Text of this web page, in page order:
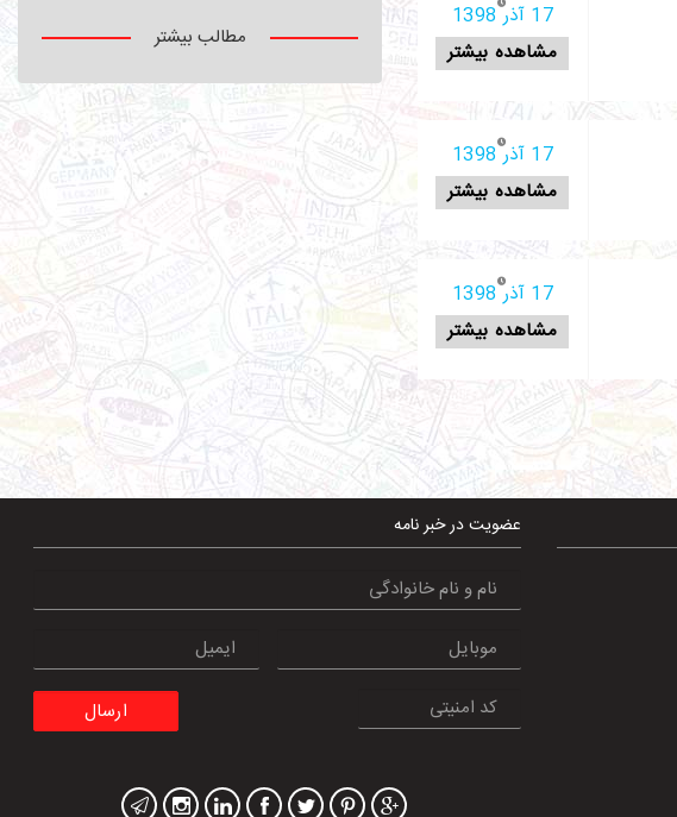
17 آذر 1398
مشاهده بیشتر
17 آذر 1398
مشاهده بیشتر
17 آذر 1398
مشاهده بیشتر
مطالب بیشتر
عضویت در خبر نامه
ارسال